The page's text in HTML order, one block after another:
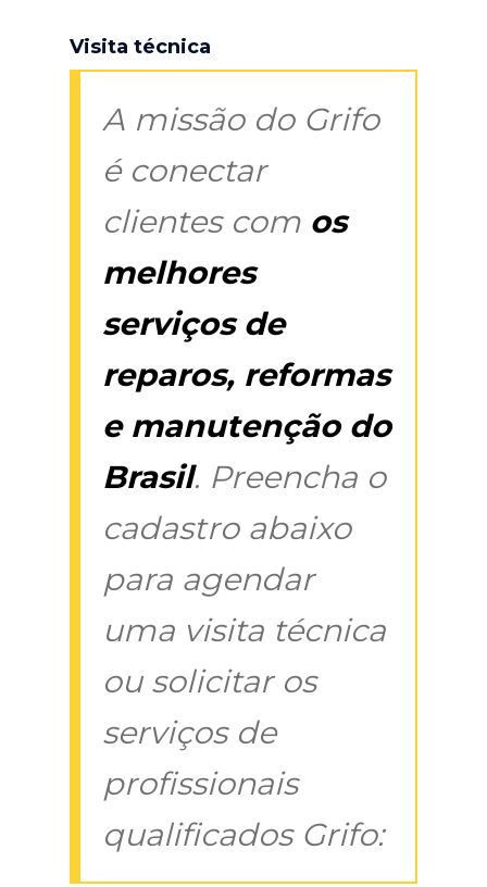
Visita técnica
A missão do Grifo
é conectar
clientes com os
melhores
serviços de
reparos, reformas
e manutenção do
Brasil. Preencha o
cadastro abaixo
para agendar
uma visita técnica
ou solicitar os
serviços de
profissionais
qualificados Grifo: